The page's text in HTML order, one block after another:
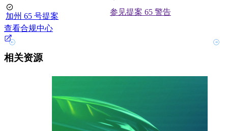
加州 65 号提案
参见提案 65 警告
查看合规中心
相关资源